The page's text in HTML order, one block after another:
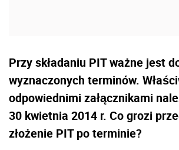
Przy składaniu PIT ważne jest
wyznaczonych terminów.
odpowiednimi załącznikami
30 kwietnia 2014 r. Co grozi
złożenie PIT po terminie?